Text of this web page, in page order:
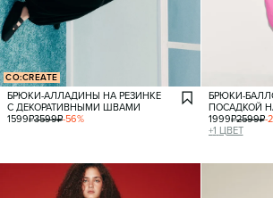
CO:CREATE
БРЮКИ-АЛЛАДИНЫ НА РЕЗИНКЕ
С ДЕКОРАТИВНЫМИ ШВАМИ
1599₽3599₽-56%
БРЮКИ-
ПОСАДКОЙ
1999₽2599₽-
+1 ЦВЕТ